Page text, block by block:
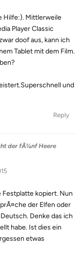
Hilfe:). Mittlerweile
Player Classic
doof aus, kann ich
Tablet mit dem Film.
und
Reply
der fÃ¼nf Heere
Festplatte kopiert. Nun
der Elfen oder
Denke das ich
habe. Ist dies ein
etwas